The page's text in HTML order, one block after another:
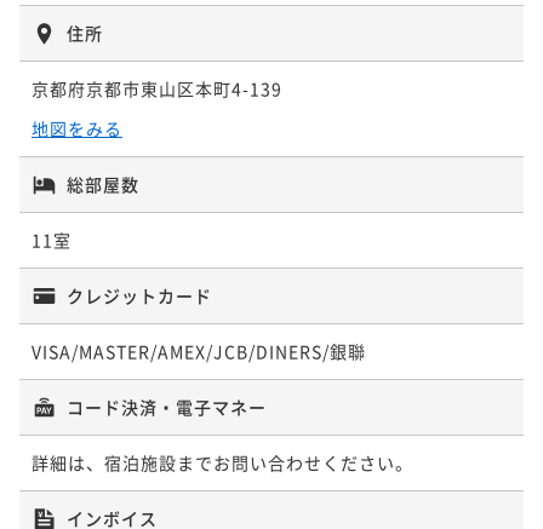
二食付き
ポイント即利用で最大27％OFF
住所
京都府京都市東山区本町4-139
地図をみる
総部屋数
11室
クレジットカード
VISA/MASTER/AMEX/JCB/DINERS/銀聯
コード決済・電子マネー
詳細は、宿泊施設までお問い合わせください。
インボイス